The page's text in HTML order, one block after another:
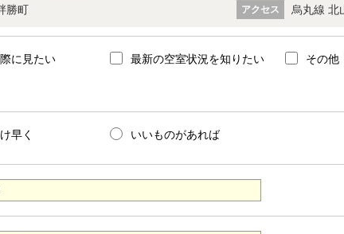
勝町 アクセス 烏丸線 北
に見たい 最新の空室状況を知りたい その他
早く いいものがあれば